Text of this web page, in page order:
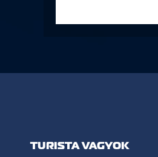
TURISTA VAGYOK